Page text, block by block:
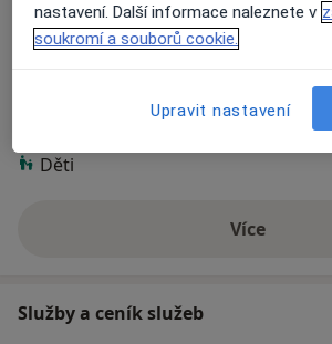
Emocionální krize Krize
Poruchy spánku
Emocionální
Pacienti, které ošetřuji
Děti
Více
o
Služby a ceník služeb
nastavení. Další informace naleznete v
soukromí a souborů cookie.
Upravit nastavení